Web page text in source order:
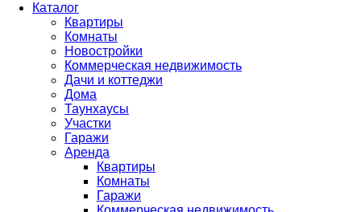
Каталог
Квартиры
Комнаты
Новостройки
Коммерческая недвижимость
Дачи и коттеджи
Дома
Таунхаусы
Участки
Гаражи
Аренда
Квартиры
Комнаты
Гаражи